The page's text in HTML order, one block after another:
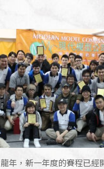
年，新一年度的賽程已經